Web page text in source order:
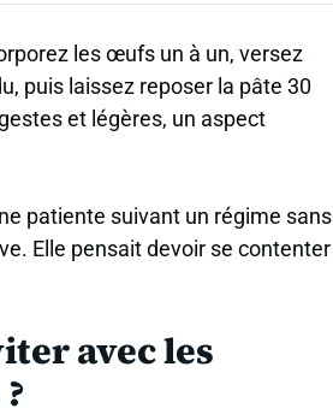
les œufs un à un, versez
puis laissez reposer la pâte 30
et légères, un aspect
patiente suivant un régime sans
Elle pensait devoir se contenter
avec les